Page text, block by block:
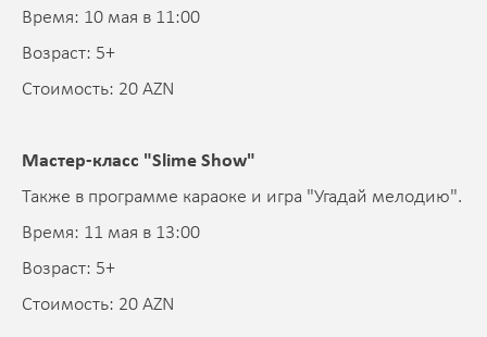
Время: 10 мая в 11:00
Возраст: 5+
Стоимость: 20 AZN
Мастер-класс "Slime Show"
Также в программе караоке и игра "Угадай мелодию".
Время: 11 мая в 13:00
Возраст: 5+
Стоимость: 20 AZN